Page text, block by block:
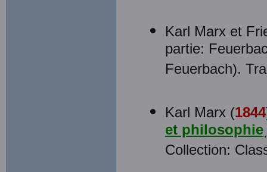
Karl Marx et
partie:
Feuerbach).
Karl Marx (1844
et philosophie
Collection: